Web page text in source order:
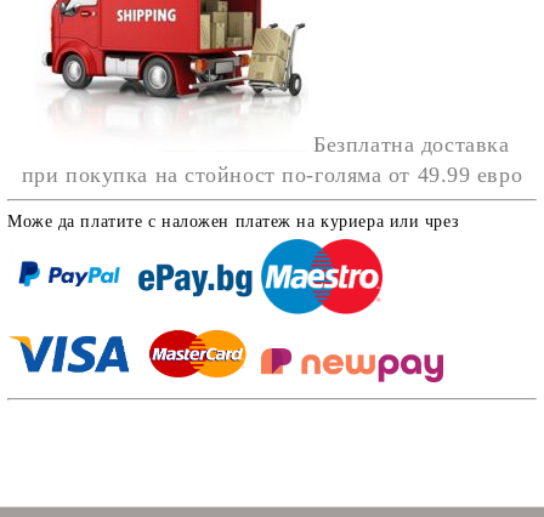
Безплатна доставка
при покупка на стойност по-голяма от 49.99 евро
Може да платите с наложен платеж на куриера или чрез